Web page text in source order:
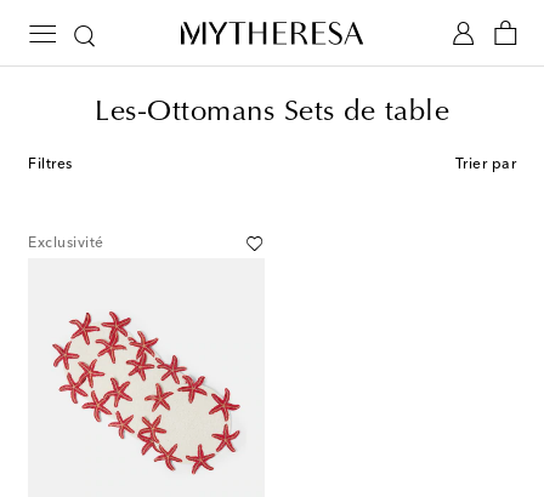
Les-Ottomans Sets de table
Filtres Trier par
Exclusivité